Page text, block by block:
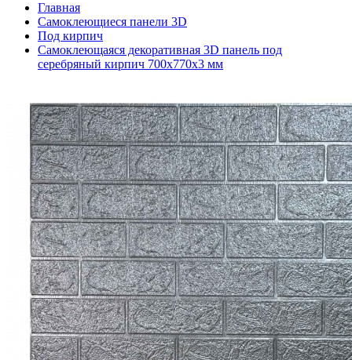
Главная
Самоклеющиеся панели 3D
Под кирпич
Самоклеющаяся декоративная 3D панель под
серебряный кирпич 700x770x3 мм